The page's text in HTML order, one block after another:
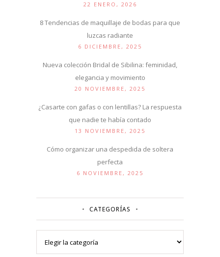
22 ENERO, 2026
8 Tendencias de maquillaje de bodas para que
luzcas radiante
6 DICIEMBRE, 2025
Nueva colección Bridal de Sibilina: feminidad,
elegancia y movimiento
20 NOVIEMBRE, 2025
¿Casarte con gafas o con lentillas? La respuesta
que nadie te había contado
13 NOVIEMBRE, 2025
Cómo organizar una despedida de soltera
perfecta
6 NOVIEMBRE, 2025
CATEGORÍAS